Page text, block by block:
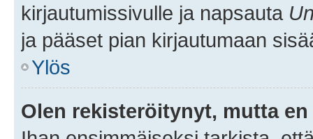
kirjautumissivulle ja napsauta
ja pääset pian kirjautumaan
Ylös
Olen rekisteröitynyt, mutta